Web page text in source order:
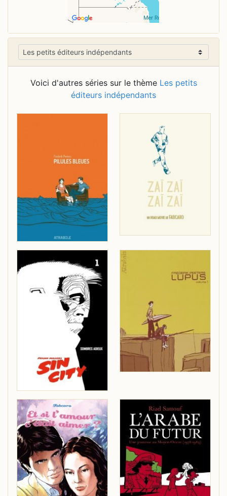
Voici d'autres séries sur le thème Les petits
éditeurs indépendants